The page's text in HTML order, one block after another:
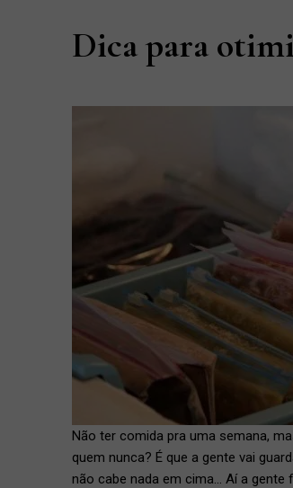
Dica para
Não ter comida pra uma semana,
quem nunca? É que a gente vai
não cabe nada em cima… Aí a gente